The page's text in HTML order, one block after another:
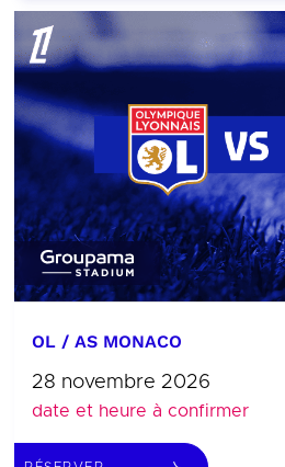
OL / AS MONACO
28 novembre 2026
date et heure à confirmer